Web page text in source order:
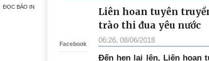
ĐỌC BÁO IN
Facebook
Liên hoan tuyên
trào thi đua yêu nước
06:26, 08/06/2018
Đến hẹn lại lên, Liên hoan